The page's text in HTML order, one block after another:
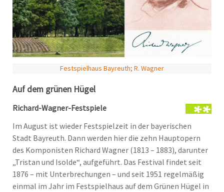
Festspielhaus Bayreuth; R. Wagner
Auf dem grünen Hügel
Richard-Wagner-Festspiele
Im August ist wieder Festspielzeit in der bayerischen
Stadt Bayreuth. Dann werden hier die zehn Hauptopern
des Komponisten Richard Wagner (1813 – 1883), darunter
„Tristan und Isolde“, aufgeführt. Das Festival findet seit
1876 – mit Unterbrechungen – und seit 1951 regelmäßig
einmal im Jahr im Festspielhaus auf dem Grünen Hügel in